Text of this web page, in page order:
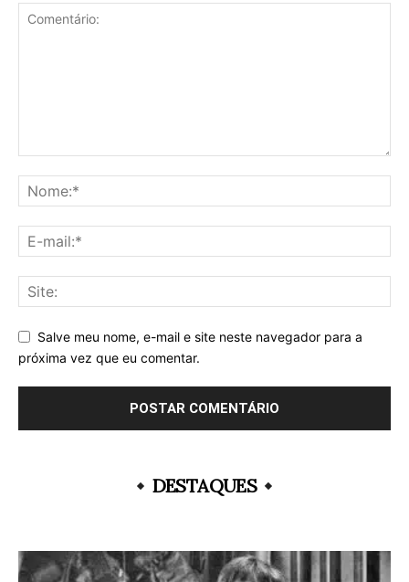
Salve meu nome, e-mail e site neste navegador para a
próxima vez que eu comentar.
DESTAQUES